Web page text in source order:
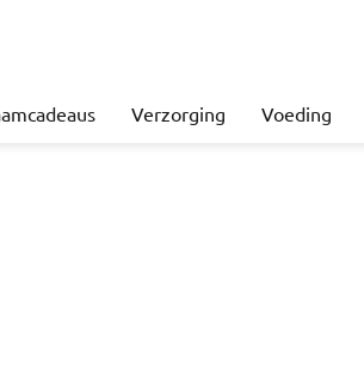
Verzorging Voeding